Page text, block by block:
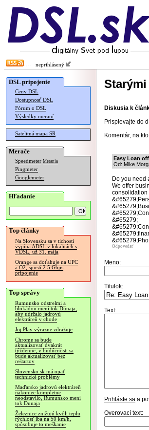
neprihlásený
DSL pripojenie
Ceny DSL
Dostupnosť DSL
Fórum o DSL
Výsledky meraní
Satelitná mapa SR
Merače
Speedmeter Merania
Pingmeter
Googlemeter
Hľadanie
Top články
Na Slovensku sa v tichosti
vypína ADSL v lokalitách s
VDSL, už 31. mája
Orange sa doťahuje na UPC
a O2, spustí 2.5 Gbps
pripojenie
Top správy
Rumunsko odstrelmi a
blokádou mení tok Dunaja,
aby udržalo jadrovú
elektráreň v chode
Joj Play výrazne zdražuje
Chrome sa bude
aktualizovať dvakrát
týždenne, v budúcnosti sa
bude aktualizovať bez
reštartov
Slovensko.sk má opäť
technické problémy
Maďarsko jadrovú elektráreň
nakoniec kompletne
neodstavilo, Rumunsko mení
tok Dunaja
Železnice znižujú kvôli teplu
rýchlosť iba na 50 km/h,
spôsobuje to meškanie
Diskusia k
Prispievajte do
Komentár, na
Easy Loan
Od: Mike
Do you need
We offer
consolidation
&#65279;
Odpovedať
Meno:
Titulok:
Text:
Prihláste sa a
Overovací text: